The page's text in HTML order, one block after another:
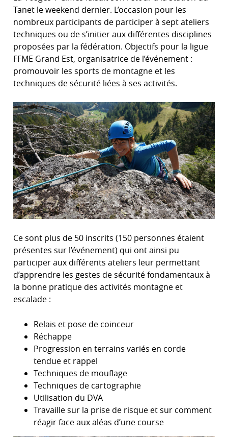
Tanet le weekend dernier. L’occasion pour les
nombreux participants de participer à sept ateliers
techniques ou de s’initier aux différentes disciplines
proposées par la fédération. Objectifs pour la ligue
FFME Grand Est, organisatrice de l’événement :
promouvoir les sports de montagne et les
techniques de sécurité liées à ses activités.
Ce sont plus de 50 inscrits (150 personnes étaient
présentes sur l’événement) qui ont ainsi pu
participer aux différents ateliers leur permettant
d’apprendre les gestes de sécurité fondamentaux à
la bonne pratique des activités montagne et
escalade :
Relais et pose de coinceur
Réchappe
Progression en terrains variés en corde
tendue et rappel
Techniques de mouflage
Techniques de cartographie
Utilisation du DVA
Travaille sur la prise de risque et sur comment
réagir face aux aléas d’une course